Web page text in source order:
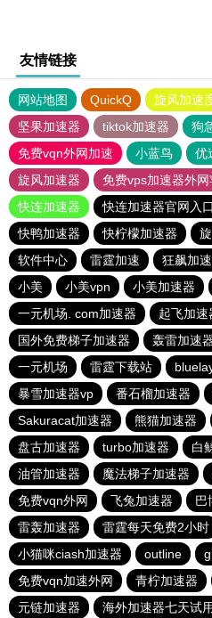
友情链接
网站地图 QuickQ 旋风加速
坚果加速器
tiktok加速器
狗
免费vqn外网加速
小蓝鸟 优
旋风加速器
免费vps加速器外网
快连加速器
快连加速器官网入口
快鸭加速器
快柠檬加速器
软件中心
雷霆加速 狂飙加
小美
小美vpn 小美加速器
一元机场. com加速器
起飞加速
国外免费梯子加速器
轰雷加速
一元机场
雷霆下载站
暴雪加速器vp
番石榴加速器
Sakuracat加速器
熊猫加速器
盘古加速器
turbo加速器 白
油管加速器
魔法梯子加速器
免费vqn外网
飞兔加速器 巴
雷轰加速器
雷霆每天免费2小时
小猫咪ciash加速器
outline
免费vqn加速外网
青柠加速器
元链加速器
海外加速器七天试用